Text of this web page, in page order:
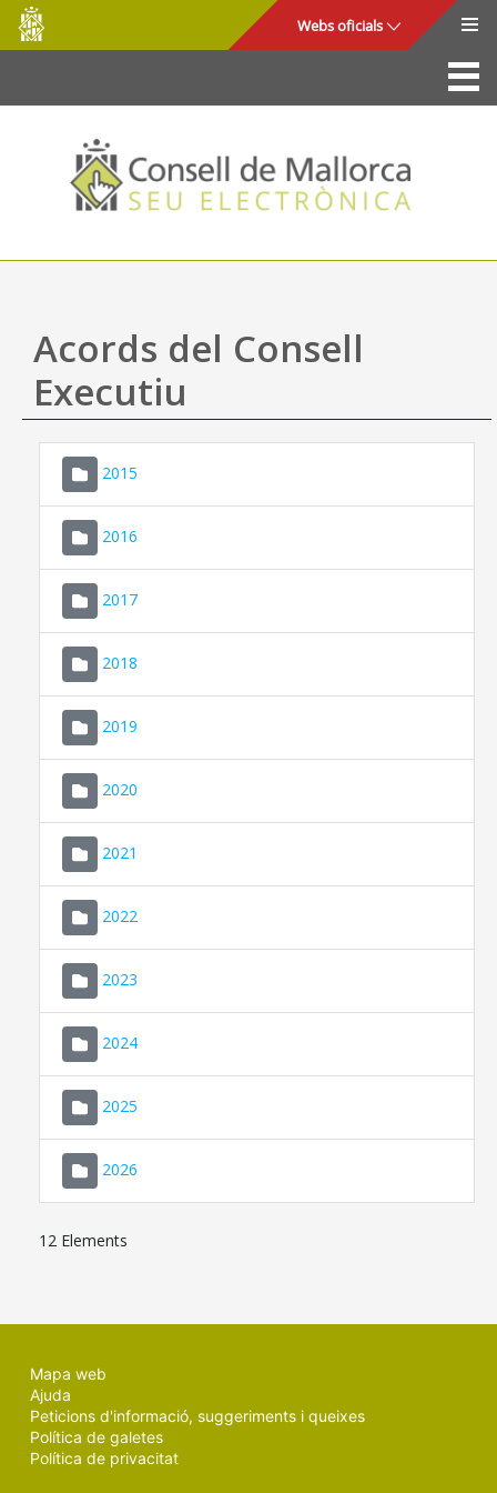
Salta al contingut principal
Consell
de
Mallorca
Webs oficials
La Seu
Consell de Mallorca
Accés i seguretat
Utilitats
Ajuda
Acords del Consell
Executiu
2015
2016
2017
2018
2019
2020
2021
2022
2023
2024
2025
2026
12 Elements
Mapa web
Ajuda
Peticions d'informació, suggeriments i queixes
Política de galetes
Política de privacitat